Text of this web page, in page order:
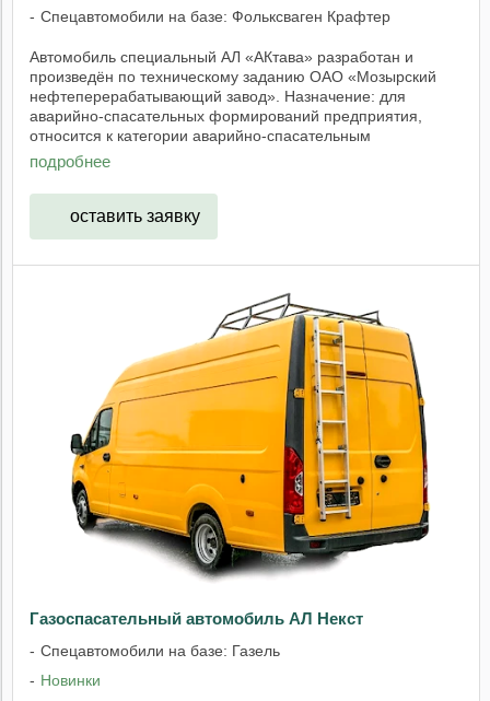
Спецавтомобили на базе: Фольксваген Крафтер
Автомобиль специальный АЛ «АКтава» разработан и
произведён по техническому заданию ОАО «Мозырский
нефтеперерабатывающий завод». Назначение: для
аварийно-спасательных формирований предприятия,
относится к категории аварийно-спасательным
автомобилям. ...
подробнее
оставить заявку
Газоспасательный автомобиль АЛ Некст
Спецавтомобили на базе: Газель
Новинки